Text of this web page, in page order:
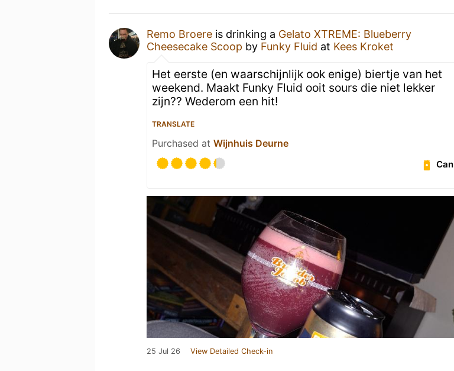
Remo Broere is drinking a Gelato XTREME: Blueberry
Cheesecake Scoop by Funky Fluid at Kees Kroket
Het eerste (en waarschijnlijk ook enige) biertje van het
weekend. Maakt Funky Fluid ooit sours die niet lekker
zijn?? Wederom een hit!
TRANSLATE
Purchased at Wijnhuis Deurne
Can
25 Jul 26 View Detailed Check-in